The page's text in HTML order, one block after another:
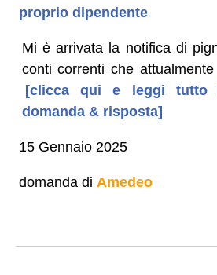
proprio dipendente
Mi è arrivata la notifica di
conti correnti che
[clicca qui e leggi tutto
domanda & risposta]
15 Gennaio 2025
domanda di Amedeo